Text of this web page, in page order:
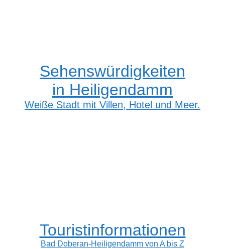
Sehenswürdigkeiten
in Heiligendamm
Weiße Stadt mit Villen, Hotel und Meer.
Touristinformationen
Bad Doberan-Heiligendamm von A bis Z